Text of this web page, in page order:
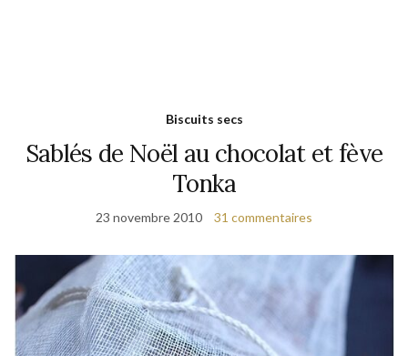
Biscuits secs
Sablés de Noël au chocolat et fève
Tonka
23 novembre 2010 31 commentaires